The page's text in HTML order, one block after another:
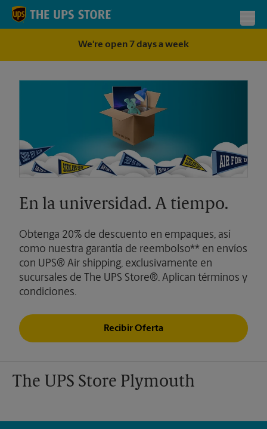
Skip to content
Return to Nav
We're open 7 days a week
En la universidad. A tiempo.
Obtenga 20% de descuento en empaques, así
como nuestra garantía de reembolso** en envíos
con UPS® Air shipping, exclusivamente en
sucursales de The UPS Store®. Aplican términos y
condiciones.
Recibir Oferta
The UPS Store Plymouth